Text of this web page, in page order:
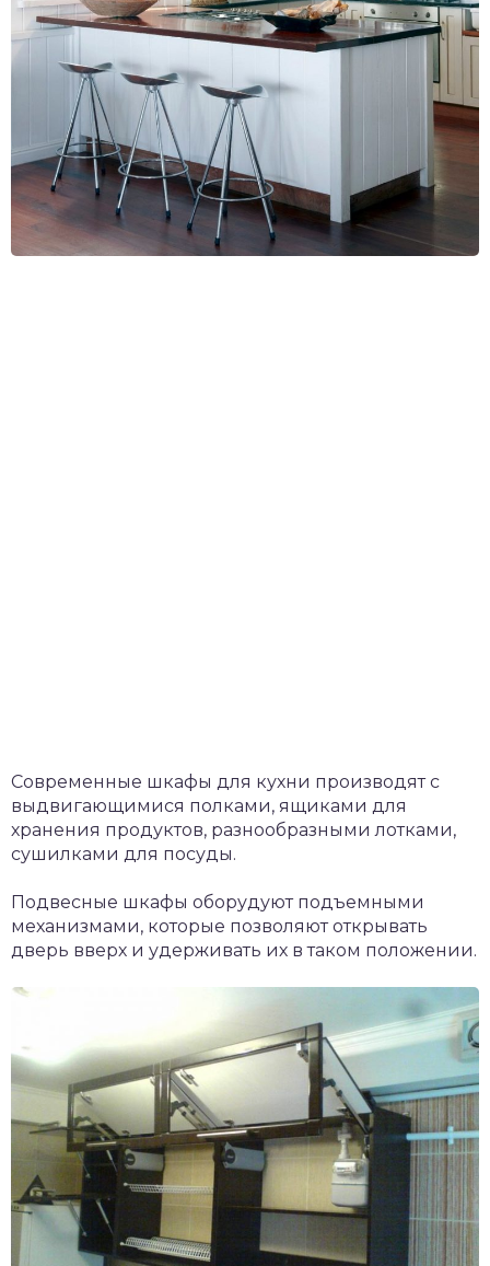
Современные шкафы для кухни производят с
выдвигающимися полками, ящиками для
хранения продуктов, разнообразными лотками,
сушилками для посуды.
Подвесные шкафы оборудуют подъемными
механизмами, которые позволяют открывать
дверь вверх и удерживать их в таком положении.